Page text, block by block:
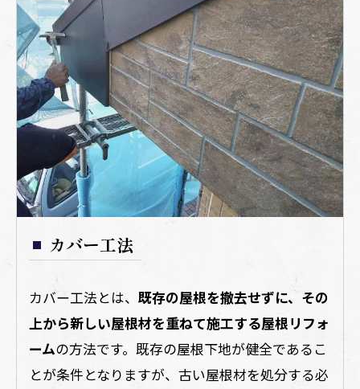
カバー工法
カバー工法とは、 既存の屋根を撤去せずに、その
上から新しい屋根材を重ねて施工する屋根リフォ
ームの方法です。既存の屋根下地が健全であるこ
とが条件となりますが、古い屋根材を処分する必